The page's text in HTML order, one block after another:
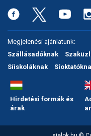
Megjelenési ajánlatunk:
Szállásadóknak
Síiskoláknak
Hirdetési formák és
árak